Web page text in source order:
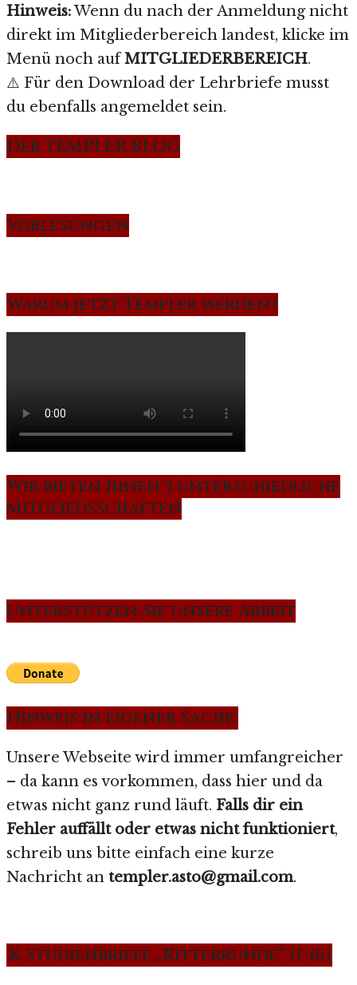
Hinweis:Wenn du nach der Anmeldung nicht
direkt im Mitgliederbereich landest, klicke im
Menü noch aufMITGLIEDERBEREICH.
⚠️ Für den Download der Lehrbriefe musst
du ebenfalls angemeldet sein.
Der TEMPLER BLOG
Vorlesungen
Warum jetzt Templer werden?
Wir bieten Ihnen 3 unterschiedliche
Mitgliedsschaften
Unterstützen Sie unsere Arbeit
Hinweis in eigener Sache:
Unsere Webseite wird immer umfangreicher
– da kann es vorkommen, dass hier und da
etwas nicht ganz rund läuft. Falls dir ein
Fehler auffällt oder etwas nicht funktioniert,
schreib uns bitte einfach eine kurze
Nachricht an templer.asto@gmail.com.
⚔️ Studienbriefe „Ritterrunde“ (1-16)